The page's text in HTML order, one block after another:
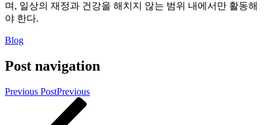
며, 일상의 재정과 건강을 해치지 않는 범위 내에서만 활동해
야 한다.
Blog
Post navigation
Previous PostPrevious